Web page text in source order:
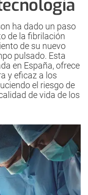
ha dado un paso
de la fibrilación
de su nuevo
pulsado. Esta
en España, ofrece
y eficaz a los
el riesgo de
de vida de los